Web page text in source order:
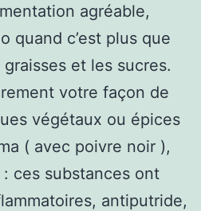
agréable,
quand c’est plus que
et les sucres.
votre façon de
végétaux ou épices
( avec poivre noir ),
ces substances ont
antiputride,